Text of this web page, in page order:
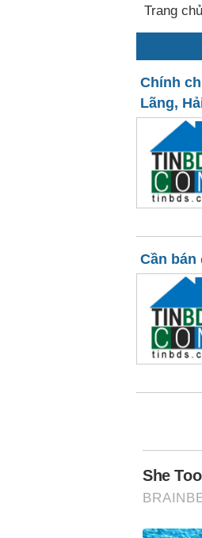
Trang chủ
Chính
Lãng,
Cần bán